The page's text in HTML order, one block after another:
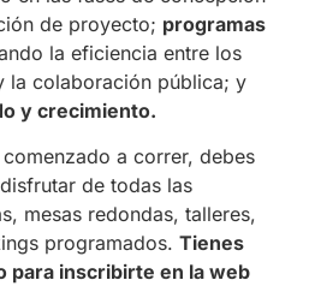
de proyecto; programas
la eficiencia entre los
la colaboración pública; y
y crecimiento.
a correr, debes
de todas las
mesas redondas, talleres,
programados. Tienes
para inscribirte en la web